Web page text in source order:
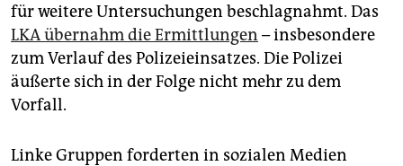
für weitere Untersuchungen beschlagnahmt. Das
LKA übernahm die Ermittlungen – insbesondere
zum Verlauf des Polizeieinsatzes. Die Polizei
äußerte sich in der Folge nicht mehr zu dem
Vorfall.
Linke Gruppen forderten in sozialen Medien